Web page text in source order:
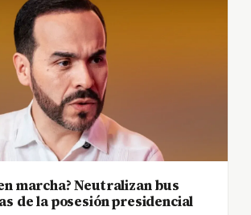
marcha? Neutralizan bus
de la posesión presidencial